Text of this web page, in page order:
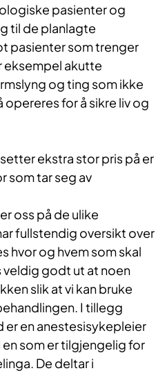
pasienter og
til de planlagte
pasienter som trenger
eksempel akutte
og ting som ikke
opereres for å sikre liv og
ekstra stor pris på er
som tar seg av
oss på de ulike
fullstendig oversikt over
hvor og hvem som skal
veldig godt ut at noen
slik at vi kan bruke
I tillegg
er en anestesisykepleier
som er tilgjengelig for
De deltar i